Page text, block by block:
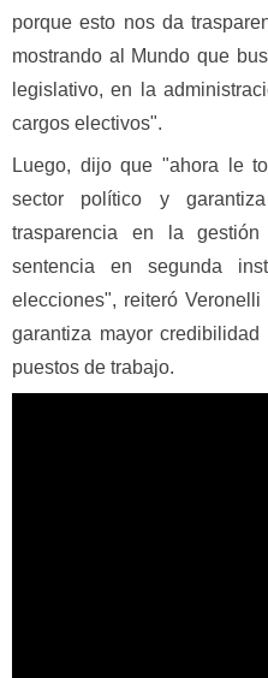
porque esto nos da
mostrando al Mundo que
legislativo, en la
cargos electivos".
Luego, dijo que "ahora le
sector político y
trasparencia en la
sentencia en segunda
elecciones", reiteró
garantiza mayor
puestos de trabajo.